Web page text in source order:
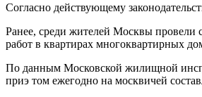
Согласно действующему
Ранее, среди жителей Москвы провели
работ в квартирах многоквартирных
По данным Московской жилищной
приэ том ежегодно на москвичей